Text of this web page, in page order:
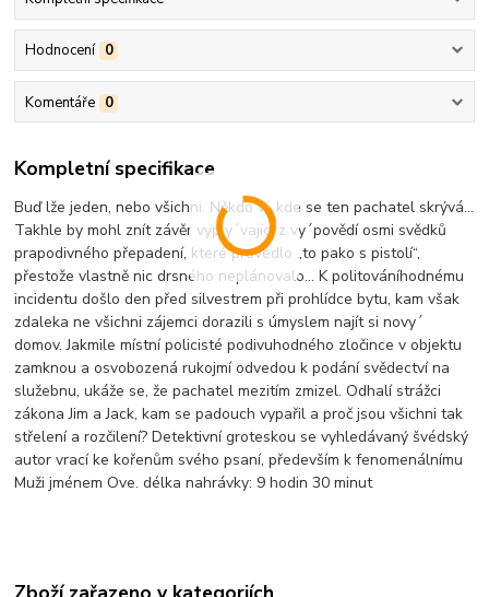
Hodnocení 0
Komentáře 0
Kompletní specifikace
Buď lže jeden, nebo všichni. Někdo ví, kde se ten pachatel skrývá…
Takhle by mohl znít závěr vyply´vající z vy´povědí osmi svědků
prapodivného přepadení, které provedlo „to pako s pistolí“,
přestože vlastně nic drsného neplánovalo... K politováníhodnému
incidentu došlo den před silvestrem při prohlídce bytu, kam však
zdaleka ne všichni zájemci dorazili s úmyslem najít si novy´
domov. Jakmile místní policisté podivuhodného zločince v objektu
zamknou a osvobozená rukojmí odvedou k podání svědectví na
služebnu, ukáže se, že pachatel mezitím zmizel. Odhalí strážci
zákona Jim a Jack, kam se padouch vypařil a proč jsou všichni tak
střelení a rozčilení? Detektivní groteskou se vyhledávaný švédský
autor vrací ke kořenům svého psaní, především k fenomenálnímu
Muži jménem Ove. délka nahrávky: 9 hodin 30 minut